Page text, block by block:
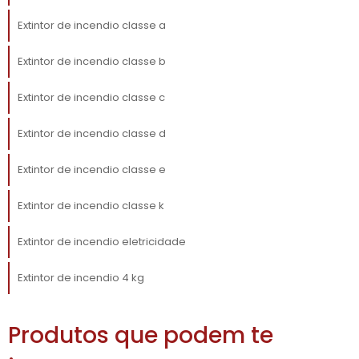
VANTAGENS
COMPETITIVAS DO USO DO
EXTINTOR DE INCÊNDIO
VEICULAR ABC
Adotar o extintor de incêndio veicular
empresas. Primeiramente, a segurança de
que influencia a reputação da empresa no
mercado. Demonstrar preocupação com a
ser um diferencial na hora de conquistar
Além disso, a conformidade com a legislação
de segurança é um aspecto que não pode ser
Extintor de incendio classe a
Extintor de incendio classe b
Extintor de incendio classe c
Extintor de incendio classe d
Extintor de incendio classe e
Extintor de incendio classe k
Extintor de incendio eletricidade
Extintor de incendio 4 kg
Produtos que podem te